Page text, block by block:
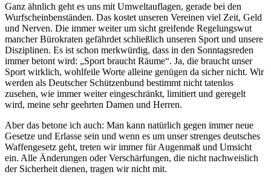
Ganz ähnlich geht es uns mit Umweltauflagen, gerade bei den
Wurfscheinbenständen. Das kostet unseren Vereinen viel Zeit, Geld
und Nerven. Die immer weiter um sicht greifende Regelungswut
mancher Bürokraten gefährdet schließlich unseren Sport und unsere
Disziplinen. Es ist schon merkwürdig, dass in den Sonntagsreden
immer betont wird: „Sport braucht Räume“. Ja, die braucht unser
Sport wirklich, wohlfeile Worte alleine genügen da sicher nicht. Wir
werden als Deutscher Schützenbund bestimmt nicht tatenlos
zusehen, wie immer weiter eingeschränkt, limitiert und geregelt
wird, meine sehr geehrten Damen und Herren.
Aber das betone ich auch: Man kann natürlich gegen immer neue
Gesetze und Erlasse sein und wenn es um unser strenges deutsches
Waffengesetz geht, treten wir immer für Augenmaß und Umsicht
ein. Alle Änderungen oder Verschärfungen, die nicht nachweislich
der Sicherheit dienen, tragen wir nicht mit.